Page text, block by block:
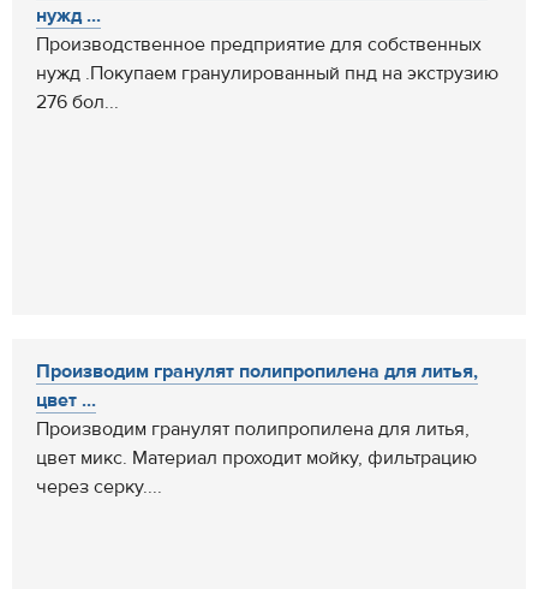
нужд ...
Производственное предприятие для собственных
нужд .Покупаем гранулированный пнд на экструзию
276 бол...
Производим гранулят полипропилена для литья,
цвет ...
Производим гранулят полипропилена для литья,
цвет микс. Материал проходит мойку, фильтрацию
через серку....